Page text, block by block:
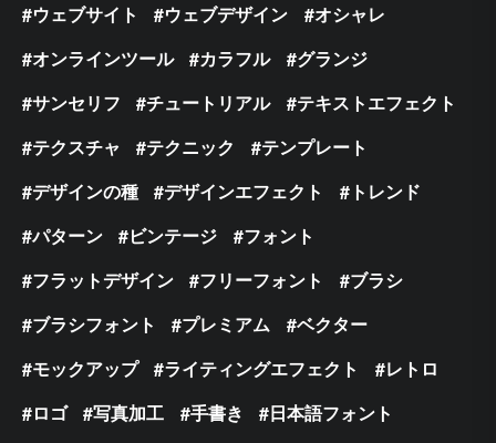
ウェブサイト
ウェブデザイン
オシャレ
オンラインツール
カラフル
グランジ
サンセリフ
チュートリアル
テキストエフェクト
テクスチャ
テクニック
テンプレート
デザインの種
デザインエフェクト
トレンド
パターン
ビンテージ
フォント
フラットデザイン
フリーフォント
ブラシ
ブラシフォント
プレミアム
ベクター
モックアップ
ライティングエフェクト
レトロ
ロゴ
写真加工 手書き
日本語フォント